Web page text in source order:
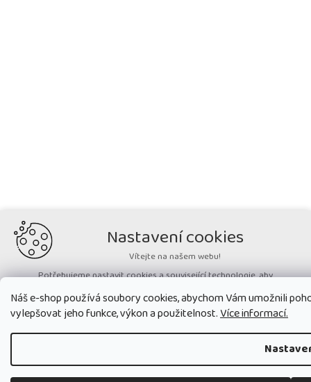
Náš e-shop používá soubory cookies, abychom Vám umožnili
vylepšovat jeho funkce, výkon a použitelnost.Více informací.
Nastavení cookies
Vítejte na našem webu!
Potřebujeme nastavit cookies a související technologie, aby
přesně to, co potřebujete. Soubory cookies používané na našem webu
nikdy neslouží ke zjišťování totožnosti uživatelů stránek.
Nastavit